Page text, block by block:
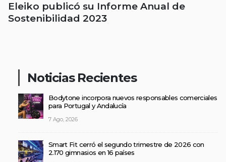
Eleiko publicó su Informe Anual de
Sostenibilidad 2023
Noticias Recientes
Bodytone incorpora nuevos responsables comerciales
para Portugal y Andalucía
7 Ago, 2026
Smart Fit cerró el segundo trimestre de 2026 con
2.170 gimnasios en 16 países